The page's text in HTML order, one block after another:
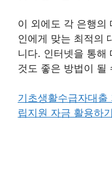
이 외에도 각 은행의
인에게 맞는 최적의
니다. 인터넷을 통해
것도 좋은 방법이 될
기초생활수급자대
립지원 자금 활용하기